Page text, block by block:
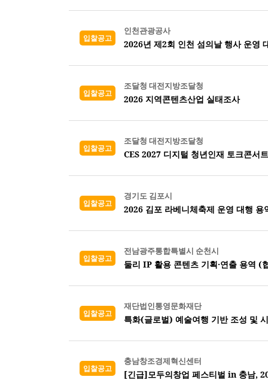
입찰공고
인천관광공사
2026년 제2회 인천 섬의날 행사 운영
입찰공고
조달청 대전지방조달청
2026 지역콘텐츠산업 실태조사
입찰공고
조달청 대전지방조달청
CES 2027 디지털 청년인재 토크콘서
입찰공고
경기도 김포시
2026 김포 라베니체축제 운영 대행 용
입찰공고
전남광주통합특별시 순천시
둘리 IP 활용 콘텐츠 기획·연출 용역 (
입찰공고
재단법인통영문화재단
특화(글로벌) 예술여행 기반 조성 및
입찰공고
충남창조경제혁신센터
[긴급]모두의창업 페스티벌 in 충남,